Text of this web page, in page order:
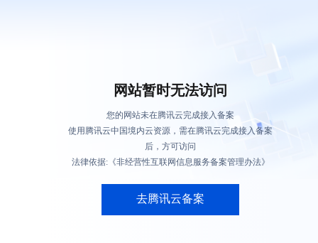
网站暂时无法访问
您的网站未在腾讯云完成接入备案
使用腾讯云中国境内云资源，需在腾讯云完成接入备案
后，方可访问
法律依据:《非经营性互联网信息服务备案管理办法》
去腾讯云备案